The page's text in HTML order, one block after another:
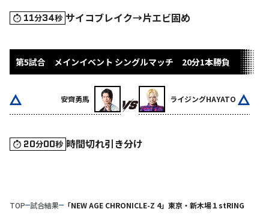
11分34秒 サイコブレイク→片エビ固め
第5試合 メインイベント シングルマッチ 20分1本勝負
安齊勇馬 ライジングHAYATO
20分00秒 時間切れ引き分け
TOP 試合結果 「NEW AGE CHRONICLE-Z 4」東京・新木場１stRING